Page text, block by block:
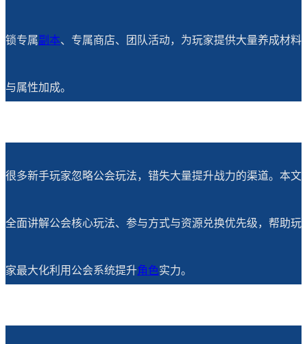
锁专属副本、专属商店、团队活动，为玩家提供大量养成材料
与属性加成。
很多新手玩家忽略公会玩法，错失大量提升战力的渠道。本文
全面讲解公会核心玩法、参与方式与资源兑换优先级，帮助玩
家最大化利用公会系统提升角色实力。